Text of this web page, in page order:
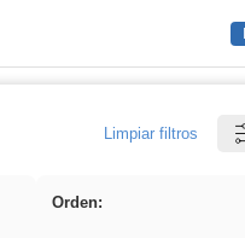
Limpiar filtros
Orden: